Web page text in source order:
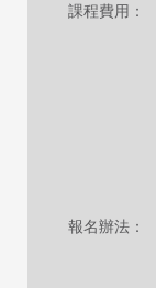
課程費用：
報名辦法：